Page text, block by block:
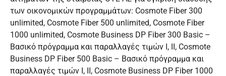
των οικονομικών προγραμμάτων: Cosmote Fiber 300
unlimited, Cosmote Fiber 500 unlimited, Cosmote Fiber
1000 unlimited, Cosmote Business DP Fiber 300 Basic –
Βασικό πρόγραμμα και παραλλαγές τιμών Ι, ΙΙ, Cosmote
Business DP Fiber 500 Basic – Βασικό πρόγραμμα και
παραλλαγές τιμών Ι, ΙΙ, Cosmote Business DP Fiber 1000